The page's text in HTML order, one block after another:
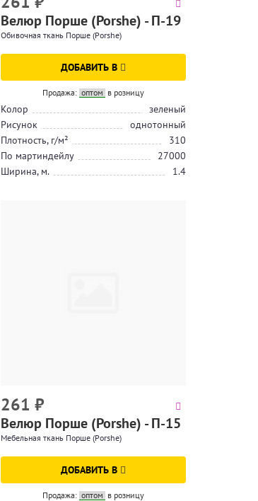
Велюр Порше (Porshe) - П-19
Обивочная ткань Порше (Porshe)
ДОБАВИТЬ В
Продажа: оптом в розницу
Колор
зеленый
Рисунок
однотонный
Плотность, г/м²
310
По мартиндейлу
27000
Ширина, м.
1.4
261 ₽
Велюр Порше (Porshe) - П-15
Мебельная ткань Порше (Porshe)
ДОБАВИТЬ В
Продажа: оптом в розницу